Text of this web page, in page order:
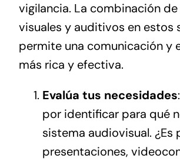
vigilancia. La combinación
visuales y auditivos en estos
permite una comunicación y
más rica y efectiva.
Evalúa tus necesidades
por identificar para qué
sistema audiovisual. ¿Es
presentaciones,